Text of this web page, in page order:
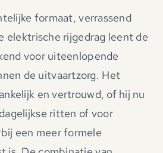
formaat, verrassend
elektrische rijgedrag leent de
voor uiteenlopende
de uitvaartzorg. Het
en vertrouwd, of hij nu
ritten of voor
een meer formele